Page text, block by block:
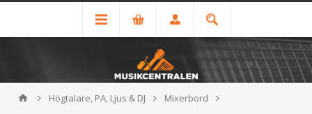
Högtalare, PA, Ljus & DJ
Mixerbord